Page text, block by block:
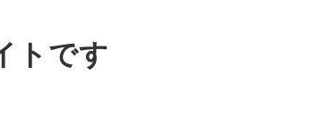
トです